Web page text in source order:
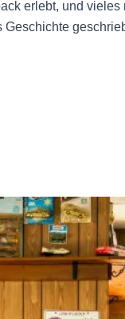
erlebt, und